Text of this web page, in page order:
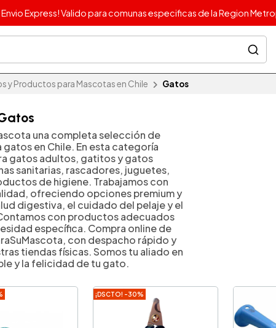
Express! Valido para comunas especificas de la Region
y Productos para Mascotas en Chile Gatos
una completa selección de
en Chile. En esta categoría
gatos adultos, gatitos y gatos
sanitarias, rascadores, juguetes,
de higiene. Trabajamos con
ofreciendo opciones premium y
digestiva, el cuidado del pelaje y el
con productos adecuados
específica. Compra online de
con despacho rápido y
tiendas físicas. Somos tu aliado en
y la felicidad de tu gato.
¡DSCTO! -30%